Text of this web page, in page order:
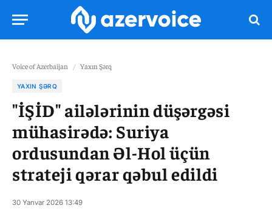
Voice of Azerbaijan / Yaxın Şərq
YAXIN ŞƏRQ
"İŞİD" ailələrinin düşərgəsi
mühasirədə: Suriya
ordusundan Əl-Hol üçün
strateji qərar qəbul edildi
30 Yanvar 2026 13:49